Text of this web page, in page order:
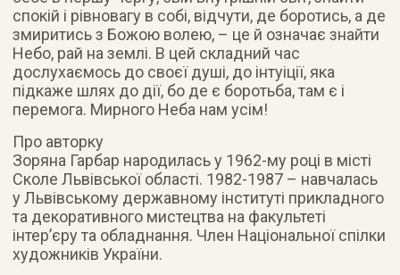
спокій і рівновагу в собі, відчути, де боротись, а де
змиритись з Божою волею, – це й означає знайти
Небо, рай на землі. В цей складний час
дослухаємось до своєї душі, до інтуіції, яка
підкаже шлях до дії, бо де є боротьба, там є і
перемога. Мирного Неба нам усім!
Про авторку
Зоряна Гарбар народилась у 1962-му році в місті
Сколе Львівської області. 1982-1987 – навчалась
у Львівському державному інституті прикладного
та декоративного мистецтва на факультеті
інтер’єру та обладнання. Член Національної спілки
художників України.